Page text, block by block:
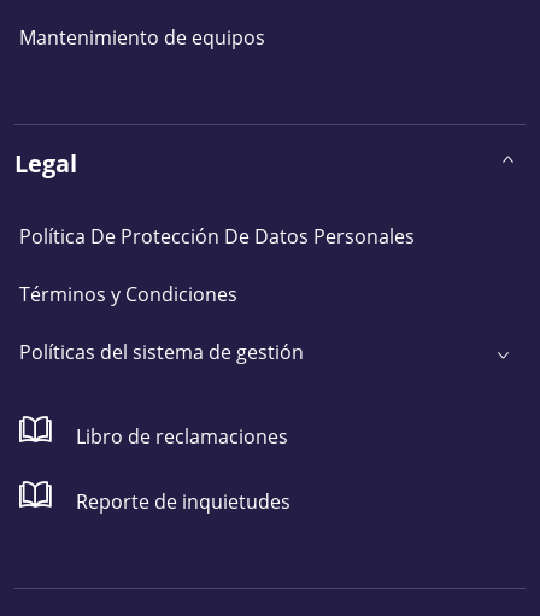
Mantenimiento de equipos
Legal
Política De Protección De Datos Personales
Términos y Condiciones
Políticas del sistema de gestión
Libro de reclamaciones
Reporte de inquietudes